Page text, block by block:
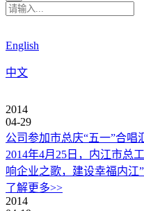
English
中文
2014
04-29
公司参加市总庆“五一”合唱
2014年4月25日，内江市总
响企业之歌，建设幸福内江
了解更多>>
2014